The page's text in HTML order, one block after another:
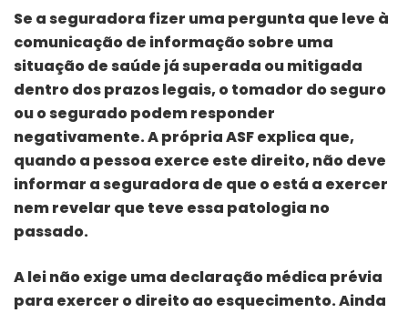
Se a seguradora fizer uma pergunta que leve à
comunicação de informação sobre uma
situação de saúde já superada ou mitigada
dentro dos prazos legais, o tomador do seguro
ou o segurado podem responder
negativamente. A própria ASF explica que,
quando a pessoa exerce este direito, não deve
informar a seguradora de que o está a exercer
nem revelar que teve essa patologia no
passado.
A lei não exige uma declaração médica prévia
para exercer o direito ao esquecimento. Ainda